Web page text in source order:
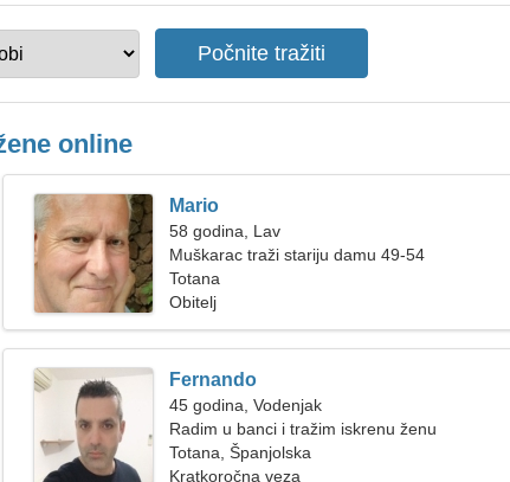
online
Mario
58 godina, Lav
Muškarac traži stariju damu 49-54
Totana
Obitelj
Fernando
45 godina, Vodenjak
Radim u banci i tražim iskrenu ženu
Totana, Španjolska
Kratkoročna veza